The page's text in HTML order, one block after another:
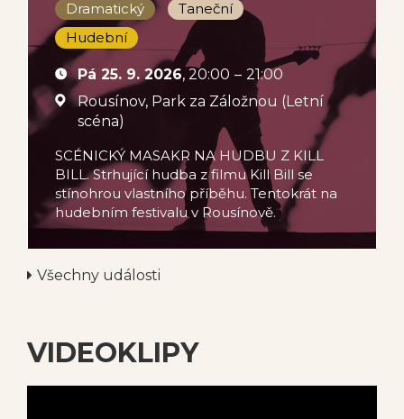
Dramatický
Taneční
Hudební
Pá 25. 9. 2026, 20:00 – 21:00
Rousínov, Park za Záložnou (Letní
scéna)
SCÉNICKÝ MASAKR NA HUDBU Z KILL
BILL. Strhující hudba z filmu Kill Bill se
stínohrou vlastního příběhu. Tentokrát na
hudebním festivalu v Rousínově.
Všechny události
VIDEOKLIPY